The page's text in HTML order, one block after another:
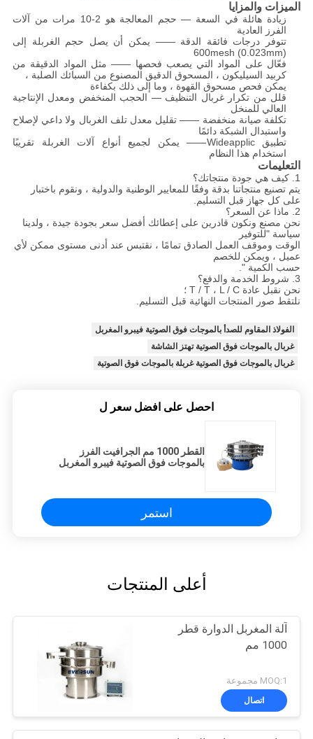
الميزات والمزايا
زيادة هائلة في السعة — حجم المعالجة هو 2-10 مرات من آلات
الفرز العادية
تتوفر درجات فائقة الدقة —— يمكن أن يصل حجم الغربلة إلى
600mesh (0.023mm)
فعّال على المواد التي يصعب فحصها —— مثل المواد الدقيقة من
كربيد السيليكون ، المسحوق الدقيق المصنوع من السبائك الصلبة ،
يمكن فحص مسحوق القهوة ، وما إلى ذلك بكفاءة
قلل من تكرار غربال التنظيف — الحجب المنخفض ومعدل الإنتاجية
العالي للمنخل
تكلفة صيانة منخفضة —— تقليل معدل تلف الغربال ولا داعي لإصلاح
واستبدال الشبكة دائمًا
تطبيق Wideapplic—— يمكن لجميع أنواع آلات الغربلة تقريبًا
استخدام هذا النظام
التعليمات
1. كيف هي جودة منتجاتك؟
يتم تصنيع منتجاتنا بدقة وفقًا للمعايير الوطنية والدولية ، ونقوم باختبار
على كل جهاز قبل التسليم.
2. ماذا عن السعر؟
نحن مصنع ونكون قادرين على إعطائك أفضل سعر بجودة جيدة ، ولدينا
سياسة "للتوفير
الوقت وموقف العمل الصادق تمامًا ، نقتبس عند أدنى مستوى ممكن لأي
عميل ، ويمكن للخصم
حسب الكمية ".
3. شروط الخدمة والدفع؟
نحن نقبل عادة T / T ، L / C ؛
نلتقط صور المنتجات النهائية قبل التسليم.
الفولاذ المقاوم للصدأ بالموجات فوق الصوتية فيبرو المغربل
غربال بالموجات فوق الصوتية تهتز الشاشة
غربال بالموجات فوق الصوتية غربلة بالموجات فوق الصوتية
احصل على افضل سعر ل
القطر 1000 مم الجرافيت الفرز
بالموجات فوق الصوتية فيبرو المغربل
استمر
أعلى المنتجات
آلة المغربل الدوارة قطر
1000 مم
MOQ:1 مجموعة
اتصال